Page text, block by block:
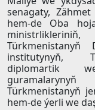
senagaty,
hem-de Oba
institutynyň,
diplomartik
Türkmenistanyň
hem-de ýerli we